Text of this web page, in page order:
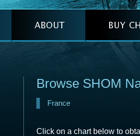
Browse SHOM
France
Click on a chart below to